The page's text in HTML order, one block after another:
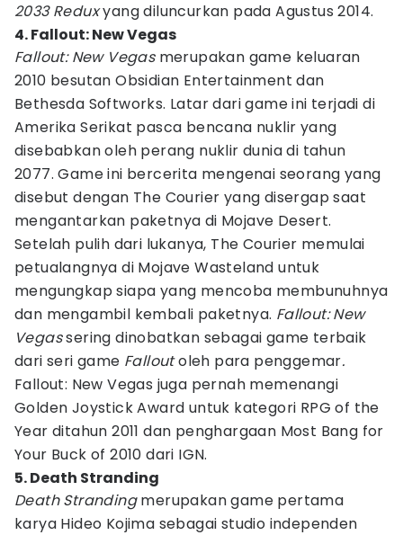
2033 Reduxyang diluncurkan pada Agustus 2014.
4. Fallout: New Vegas
Fallout: New Vegasmerupakan game keluaran
2010 besutan Obsidian Entertainment dan
Bethesda Softworks. Latar dari game ini terjadi di
Amerika Serikat pasca bencana nuklir yang
disebabkan oleh perang nuklir dunia di tahun
2077. Game ini bercerita mengenai seorang yang
disebut dengan The Courier yang disergap saat
mengantarkan paketnya di Mojave Desert.
Setelah pulih dari lukanya, The Courier memulai
petualangnya di Mojave Wasteland untuk
mengungkap siapa yang mencoba membunuhnya
dan mengambil kembali paketnya. Fallout: New
Vegassering dinobatkan sebagai game terbaik
dari seri game Falloutoleh para penggemar.
Fallout: New Vegas juga pernah memenangi
Golden Joystick Award untuk kategori RPG of the
Year ditahun 2011 dan penghargaan Most Bang for
Your Buck of 2010 dari IGN.
5. Death Stranding
Death Strandingmerupakan game pertama
karya Hideo Kojima sebagai studio independen